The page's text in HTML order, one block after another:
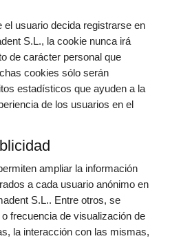
el usuario decida registrarse en
S.L., la cookie nunca irá
de carácter personal que
cookies sólo serán
estadísticos que ayuden a la
de los usuarios en el
ampliar la información
a cada usuario anónimo en
S.L.. Entre otros, se
frecuencia de visualización de
la interacción con las mismas,